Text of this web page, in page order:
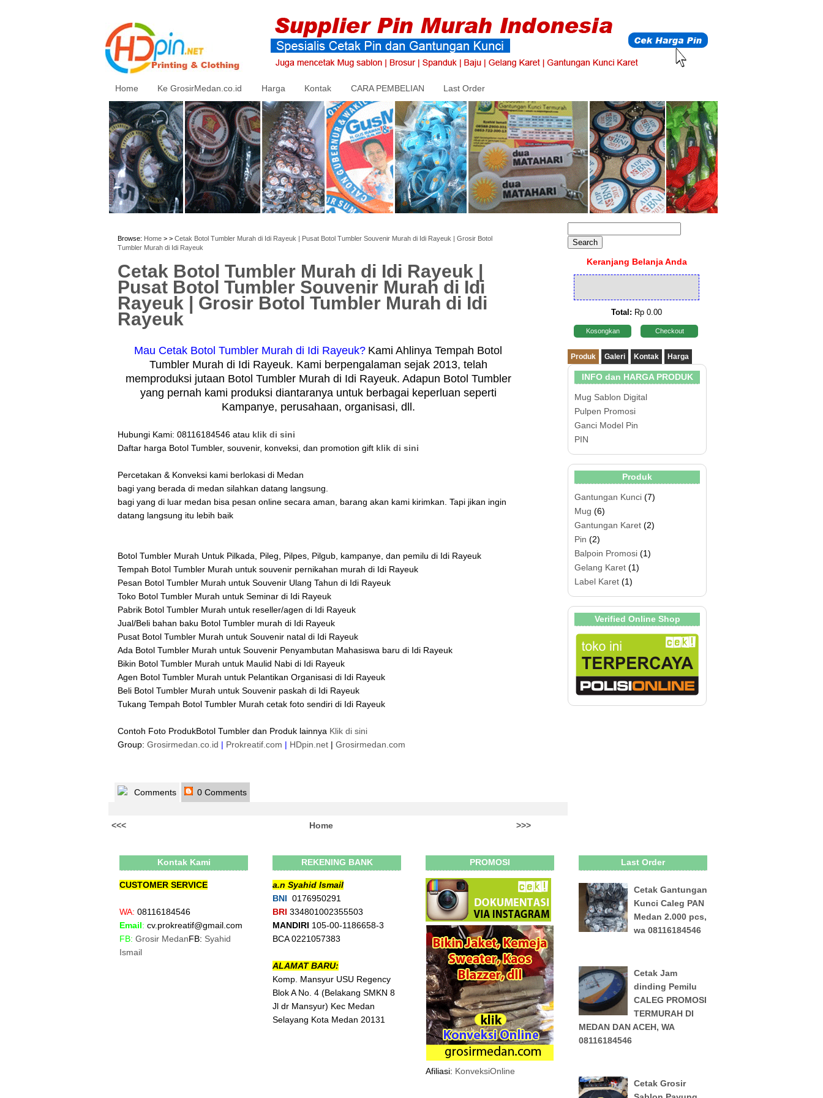
Home Ke GrosirMedan.co.id Harga Kontak CARA PEMBELIAN Last Order
Browse: Home > > Cetak Botol Tumbler Murah di Idi Rayeuk | Pusat Botol Tumbler Souvenir Murah di Idi Rayeuk | Grosir Botol
Tumbler Murah di Idi Rayeuk
Cetak Botol Tumbler Murah di Idi Rayeuk |
Pusat Botol Tumbler Souvenir Murah di Idi
Rayeuk | Grosir Botol Tumbler Murah di Idi
Rayeuk
Mau Cetak Botol Tumbler Murah di Idi Rayeuk? Kami Ahlinya Tempah Botol
Tumbler Murah di Idi Rayeuk. Kami berpengalaman sejak 2013, telah
memproduksi jutaan Botol Tumbler Murah di Idi Rayeuk. Adapun Botol Tumbler
yang pernah kami produksi diantaranya untuk berbagai keperluan seperti
Kampanye, perusahaan, organisasi, dll.
Hubungi Kami: 08116184546 atau klik di sini
Daftar harga Botol Tumbler, souvenir, konveksi, dan promotion gift klik di sini
Percetakan & Konveksi kami berlokasi di Medan
bagi yang berada di medan silahkan datang langsung.
bagi yang di luar medan bisa pesan online secara aman, barang akan kami kirimkan. Tapi jikan ingin
datang langsung itu lebih baik
Botol Tumbler Murah Untuk Pilkada, Pileg, Pilpes, Pilgub, kampanye, dan pemilu di Idi Rayeuk
Tempah Botol Tumbler Murah untuk souvenir pernikahan murah di Idi Rayeuk
Pesan Botol Tumbler Murah untuk Souvenir Ulang Tahun di Idi Rayeuk
Toko Botol Tumbler Murah untuk Seminar di Idi Rayeuk
Pabrik Botol Tumbler Murah untuk reseller/agen di Idi Rayeuk
Jual/Beli bahan baku Botol Tumbler murah di Idi Rayeuk
Pusat Botol Tumbler Murah untuk Souvenir natal di Idi Rayeuk
Ada Botol Tumbler Murah untuk Souvenir Penyambutan Mahasiswa baru di Idi Rayeuk
Bikin Botol Tumbler Murah untuk Maulid Nabi di Idi Rayeuk
Agen Botol Tumbler Murah untuk Pelantikan Organisasi di Idi Rayeuk
Beli Botol Tumbler Murah untuk Souvenir paskah di Idi Rayeuk
Tukang Tempah Botol Tumbler Murah cetak foto sendiri di Idi Rayeuk
Contoh Foto ProdukBotol Tumbler dan Produk lainnya Klik di sini
Group: Grosirmedan.co.id | Prokreatif.com | HDpin.net | Grosirmedan.com
Comments 0 Comments
<<< >>>
Home
Keranjang Belanja Anda
Total: Rp 0.00
Kosongkan Checkout
Produk Galeri Kontak Harga
INFO dan HARGA PRODUK
Mug Sablon Digital
Pulpen Promosi
Ganci Model Pin
PIN
Produk
Gantungan Kunci (7)
Mug (6)
Gantungan Karet (2)
Pin (2)
Balpoin Promosi (1)
Gelang Karet (1)
Label Karet (1)
Verified Online Shop
Kontak Kami
CUSTOMER SERVICE
WA: 08116184546
Email: cv.prokreatif@gmail.com
FB: Grosir MedanFB: Syahid
Ismail
REKENING BANK
a.n Syahid Ismail
BNI 0176950291
BRI 334801002355503
MANDIRI 105-00-1186658-3
BCA 0221057383
ALAMAT BARU:
Komp. Mansyur USU Regency
Blok A No. 4 (Belakang SMKN 8
Jl dr Mansyur) Kec Medan
Selayang Kota Medan 20131
PROMOSI
Afiliasi: KonveksiOnline
Last Order
Cetak Gantungan
Kunci Caleg PAN
Medan 2.000 pcs,
wa 08116184546
Cetak Jam
dinding Pemilu
CALEG PROMOSI
TERMURAH DI
MEDAN DAN ACEH, WA
08116184546
Cetak Grosir